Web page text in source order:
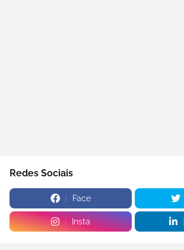
Redes Sociais
Face
Insta